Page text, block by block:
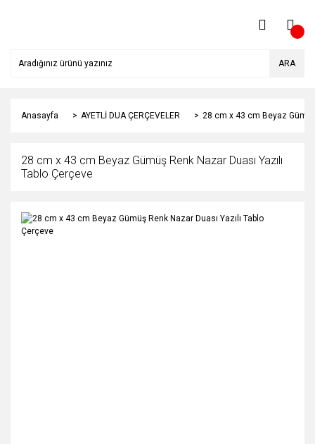
ARA
Anasayfa AYETLİ DUA ÇERÇEVELER 28 cm x 43 cm Beyaz
28 cm x 43 cm Beyaz Gümüş Renk Nazar Duası Yazılı
Tablo Çerçeve